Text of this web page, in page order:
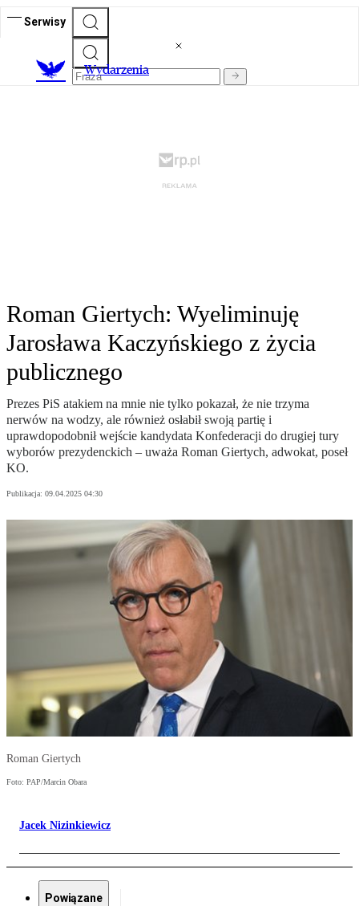
Serwisy
Wydarzenia
Roman Giertych: Wyeliminuję
Jarosława Kaczyńskiego z życia
publicznego
Prezes PiS atakiem na mnie nie tylko pokazał, że nie trzyma
nerwów na wodzy, ale również osłabił swoją partię i
uprawdopodobnił wejście kandydata Konfederacji do drugiej tury
wyborów prezydenckich – uważa Roman Giertych, adwokat, poseł
KO.
Publikacja: 09.04.2025 04:30
Roman Giertych
Foto: PAP/Marcin Obara
Jacek Nizinkiewicz
Powiązane